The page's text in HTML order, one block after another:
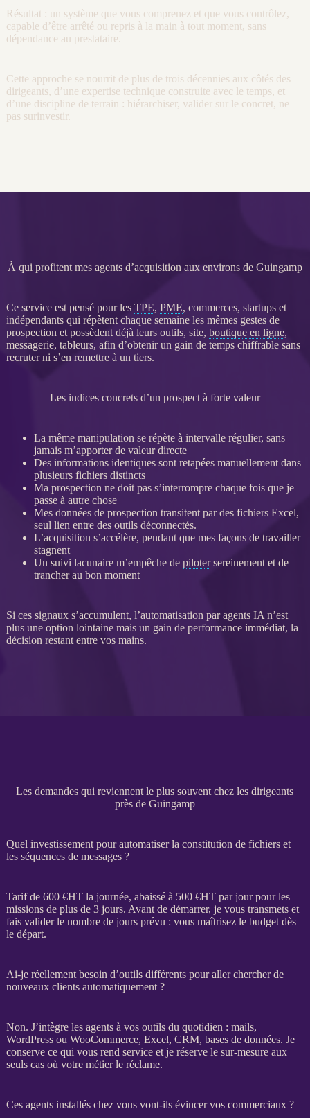
Résultat : un système que vous comprenez et que vous contrôlez,
capable d’être arrêté ou repris à la main à tout moment, sans
dépendance au prestataire.
Cette approche se nourrit de plus de trois décennies aux côtés des
dirigeants, d’une expertise technique construite avec le temps, et
d’une discipline de terrain : hiérarchiser, valider sur le concret, ne
pas surinvestir.
À qui profitent mes agents d’acquisition aux environs de Guingamp
Ce service est pensé pour les TPE, PME, commerces, startups et
indépendants qui répètent chaque semaine les mêmes gestes de
prospection et possèdent déjà leurs outils, site, boutique en ligne,
messagerie, tableurs, afin d’obtenir un gain de temps chiffrable sans
recruter ni s’en remettre à un tiers.
Les indices concrets d’un prospect à forte valeur
La même manipulation se répète à intervalle régulier, sans
jamais m’apporter de valeur directe
Des informations identiques sont retapées manuellement dans
plusieurs fichiers distincts
Ma prospection ne doit pas s’interrompre chaque fois que je
passe à autre chose
Mes donnéesde prospection transitent par des fichiers Excel,
seul lien entre des outils déconnectés.
L’acquisition s’accélère, pendant que mes façons de travailler
stagnent
Un suivi lacunaire m’empêche de pilotersereinement et de
trancher au bon moment
Si ces signaux s’accumulent, l’automatisation paragents IA n’est
plus une option lointaine mais un gain de performance immédiat, la
décision restant entre vos mains.
Les demandes qui reviennent le plus souvent chez les dirigeants
près de Guingamp
Quel investissement pour automatiser la constitution de fichiers et
les séquences de messages ?
Tarif de 600 €HTla journée, abaissé à 500 €HTpar jour pour les
missionsde plus de 3 jours. Avant de démarrer, je vous transmets et
fais valider le nombre de jours prévu : vous maîtrisez le budget dès
le départ.
Ai-je réellement besoin d’outils différents pour aller chercher de
nouveaux clients automatiquement ?
Non. J’intègre les agentsà vos outils du quotidien : mails,
WordPressou WooCommerce, Excel, CRM, bases de données. Je
conserve ce qui vous rend service et je réserve le sur-mesure aux
seuls cas où votre métier le réclame.
Ces agents installés chez vous vont-ils évincer vos commerciaux ?